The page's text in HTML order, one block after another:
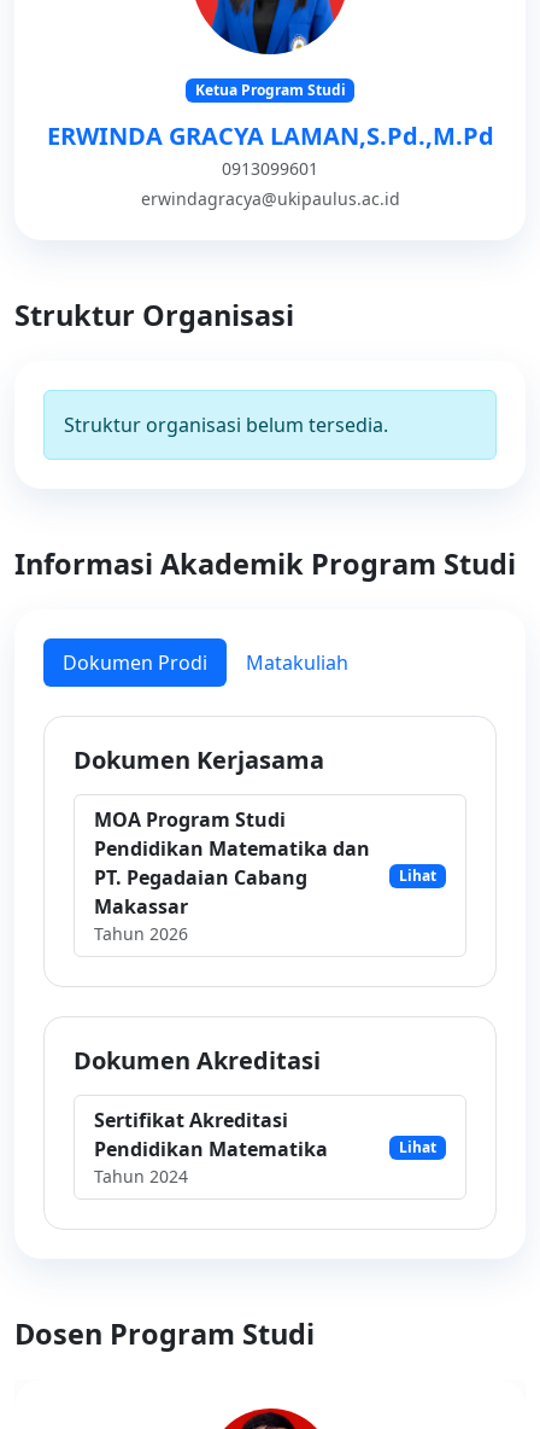
Ketua Program Studi
ERWINDA GRACYA LAMAN,S.Pd.,M.Pd
0913099601
erwindagracya@ukipaulus.ac.id
Struktur Organisasi
Struktur organisasi belum tersedia.
Informasi Akademik Program Studi
Dokumen Prodi Matakuliah
Dokumen Kerjasama
MOA Program Studi
Pendidikan Matematika dan
PT. Pegadaian Cabang
Makassar
Tahun 2026
Lihat
Dokumen Akreditasi
Sertifikat Akreditasi
Pendidikan Matematika
Tahun 2024
Lihat
Dosen Program Studi